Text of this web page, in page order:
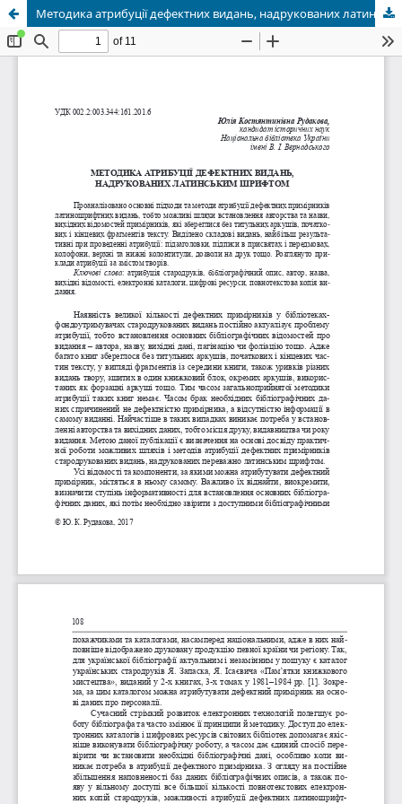
Методика атрибуції дефектних видань, надрукованих латинським шрифтом